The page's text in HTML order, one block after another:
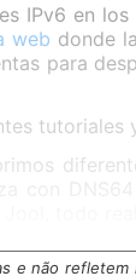
IPv6 en
web donde
para
tutoriales
e não refletem